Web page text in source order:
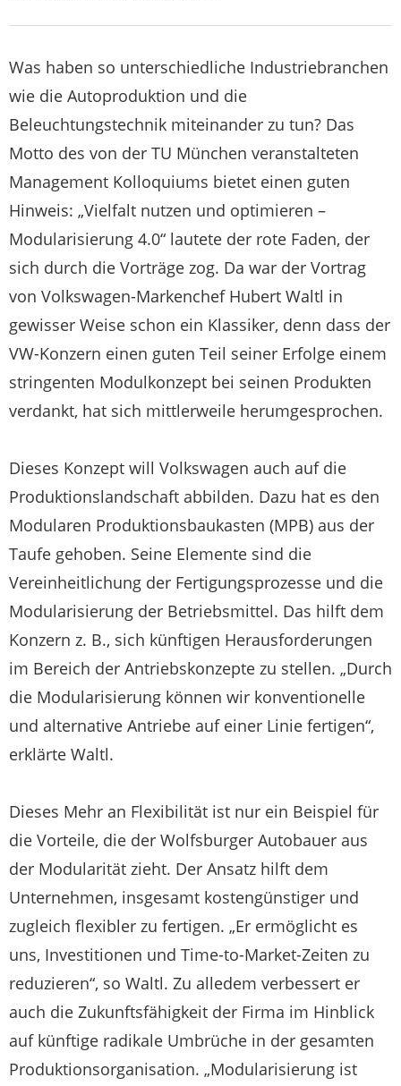
Was haben so unterschiedliche Industriebranchen
wie die Autoproduktion und die
Beleuchtungstechnik miteinander zu tun? Das
Motto des von der TU München veranstalteten
Management Kolloquiums bietet einen guten
Hinweis: „Vielfalt nutzen und optimieren –
Modularisierung 4.0“ lautete der rote Faden, der
sich durch die Vorträge zog. Da war der Vortrag
von Volkswagen-Markenchef Hubert Waltl in
gewisser Weise schon ein Klassiker, denn dass der
VW-Konzern einen guten Teil seiner Erfolge einem
stringenten Modulkonzept bei seinen Produkten
verdankt, hat sich mittlerweile herumgesprochen.
Dieses Konzept will Volkswagen auch auf die
Produktionslandschaft abbilden. Dazu hat es den
Modularen Produktionsbaukasten (MPB) aus der
Taufe gehoben. Seine Elemente sind die
Vereinheitlichung der Fertigungsprozesse und die
Modularisierung der Betriebsmittel. Das hilft dem
Konzern z. B., sich künftigen Herausforderungen
im Bereich der Antriebskonzepte zu stellen. „Durch
die Modularisierung können wir konventionelle
und alternative Antriebe auf einer Linie fertigen“,
erklärte Waltl.
Dieses Mehr an Flexibilität ist nur ein Beispiel für
die Vorteile, die der Wolfsburger Autobauer aus
der Modularität zieht. Der Ansatz hilft dem
Unternehmen, insgesamt kostengünstiger und
zugleich flexibler zu fertigen. „Er ermöglicht es
uns, Investitionen und Time-to-Market-Zeiten zu
reduzieren“, so Waltl. Zu alledem verbessert er
auch die Zukunftsfähigkeit der Firma im Hinblick
auf künftige radikale Umbrüche in der gesamten
Produktionsorganisation. „Modularisierung ist